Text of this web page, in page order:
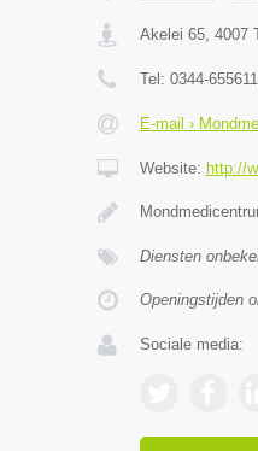
Akelei 65, 4007
Tel: 0344-655611
E-mail ›
Website: http://
Diensten
Openingstijden
Sociale media: